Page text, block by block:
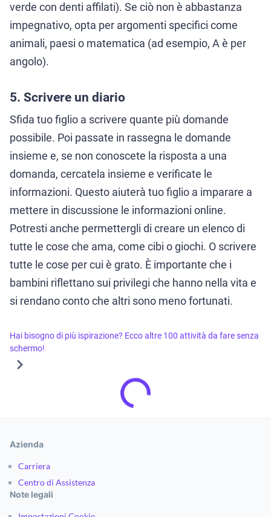
verde con denti affilati). Se ciò non è abbastanza
impegnativo, opta per argomenti specifici come
animali, paesi o matematica (ad esempio, A è per
angolo).
5. Scrivere un diario
Sfida tuo figlio a scrivere quante più domande
possibile. Poi passate in rassegna le domande
insieme e, se non conoscete la risposta a una
domanda, cercatela insieme e verificate le
informazioni. Questo aiuterà tuo figlio a imparare a
mettere in discussione le informazioni online.
Potresti anche permettergli di creare un elenco di
tutte le cose che ama, come cibi o giochi. O scrivere
tutte le cose per cui è grato. È importante che i
bambini riflettano sui privilegi che hanno nella vita e
si rendano conto che altri sono meno fortunati.
Hai bisogno di più ispirazione? Ecco altre 100 attività da fare senza
schermo!
Azienda
Carriera
Centro di Assistenza
Note legali